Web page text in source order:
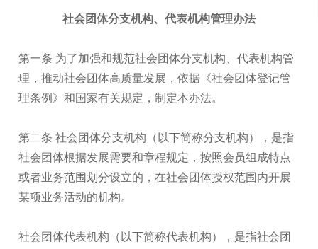
社会团体分支机构、代表机构管理办法
第一条 为了加强和规范社会团体分支机构、代表机构管
理，推动社会团体高质量发展，依据《社会团体登记管
理条例》和国家有关规定，制定本办法。
第二条 社会团体分支机构（以下简称分支机构），是指
社会团体根据发展需要和章程规定，按照会员组成特点
或者业务范围划分设立的，在社会团体授权范围内开展
某项业务活动的机构。
社会团体代表机构（以下简称代表机构），是指社会团